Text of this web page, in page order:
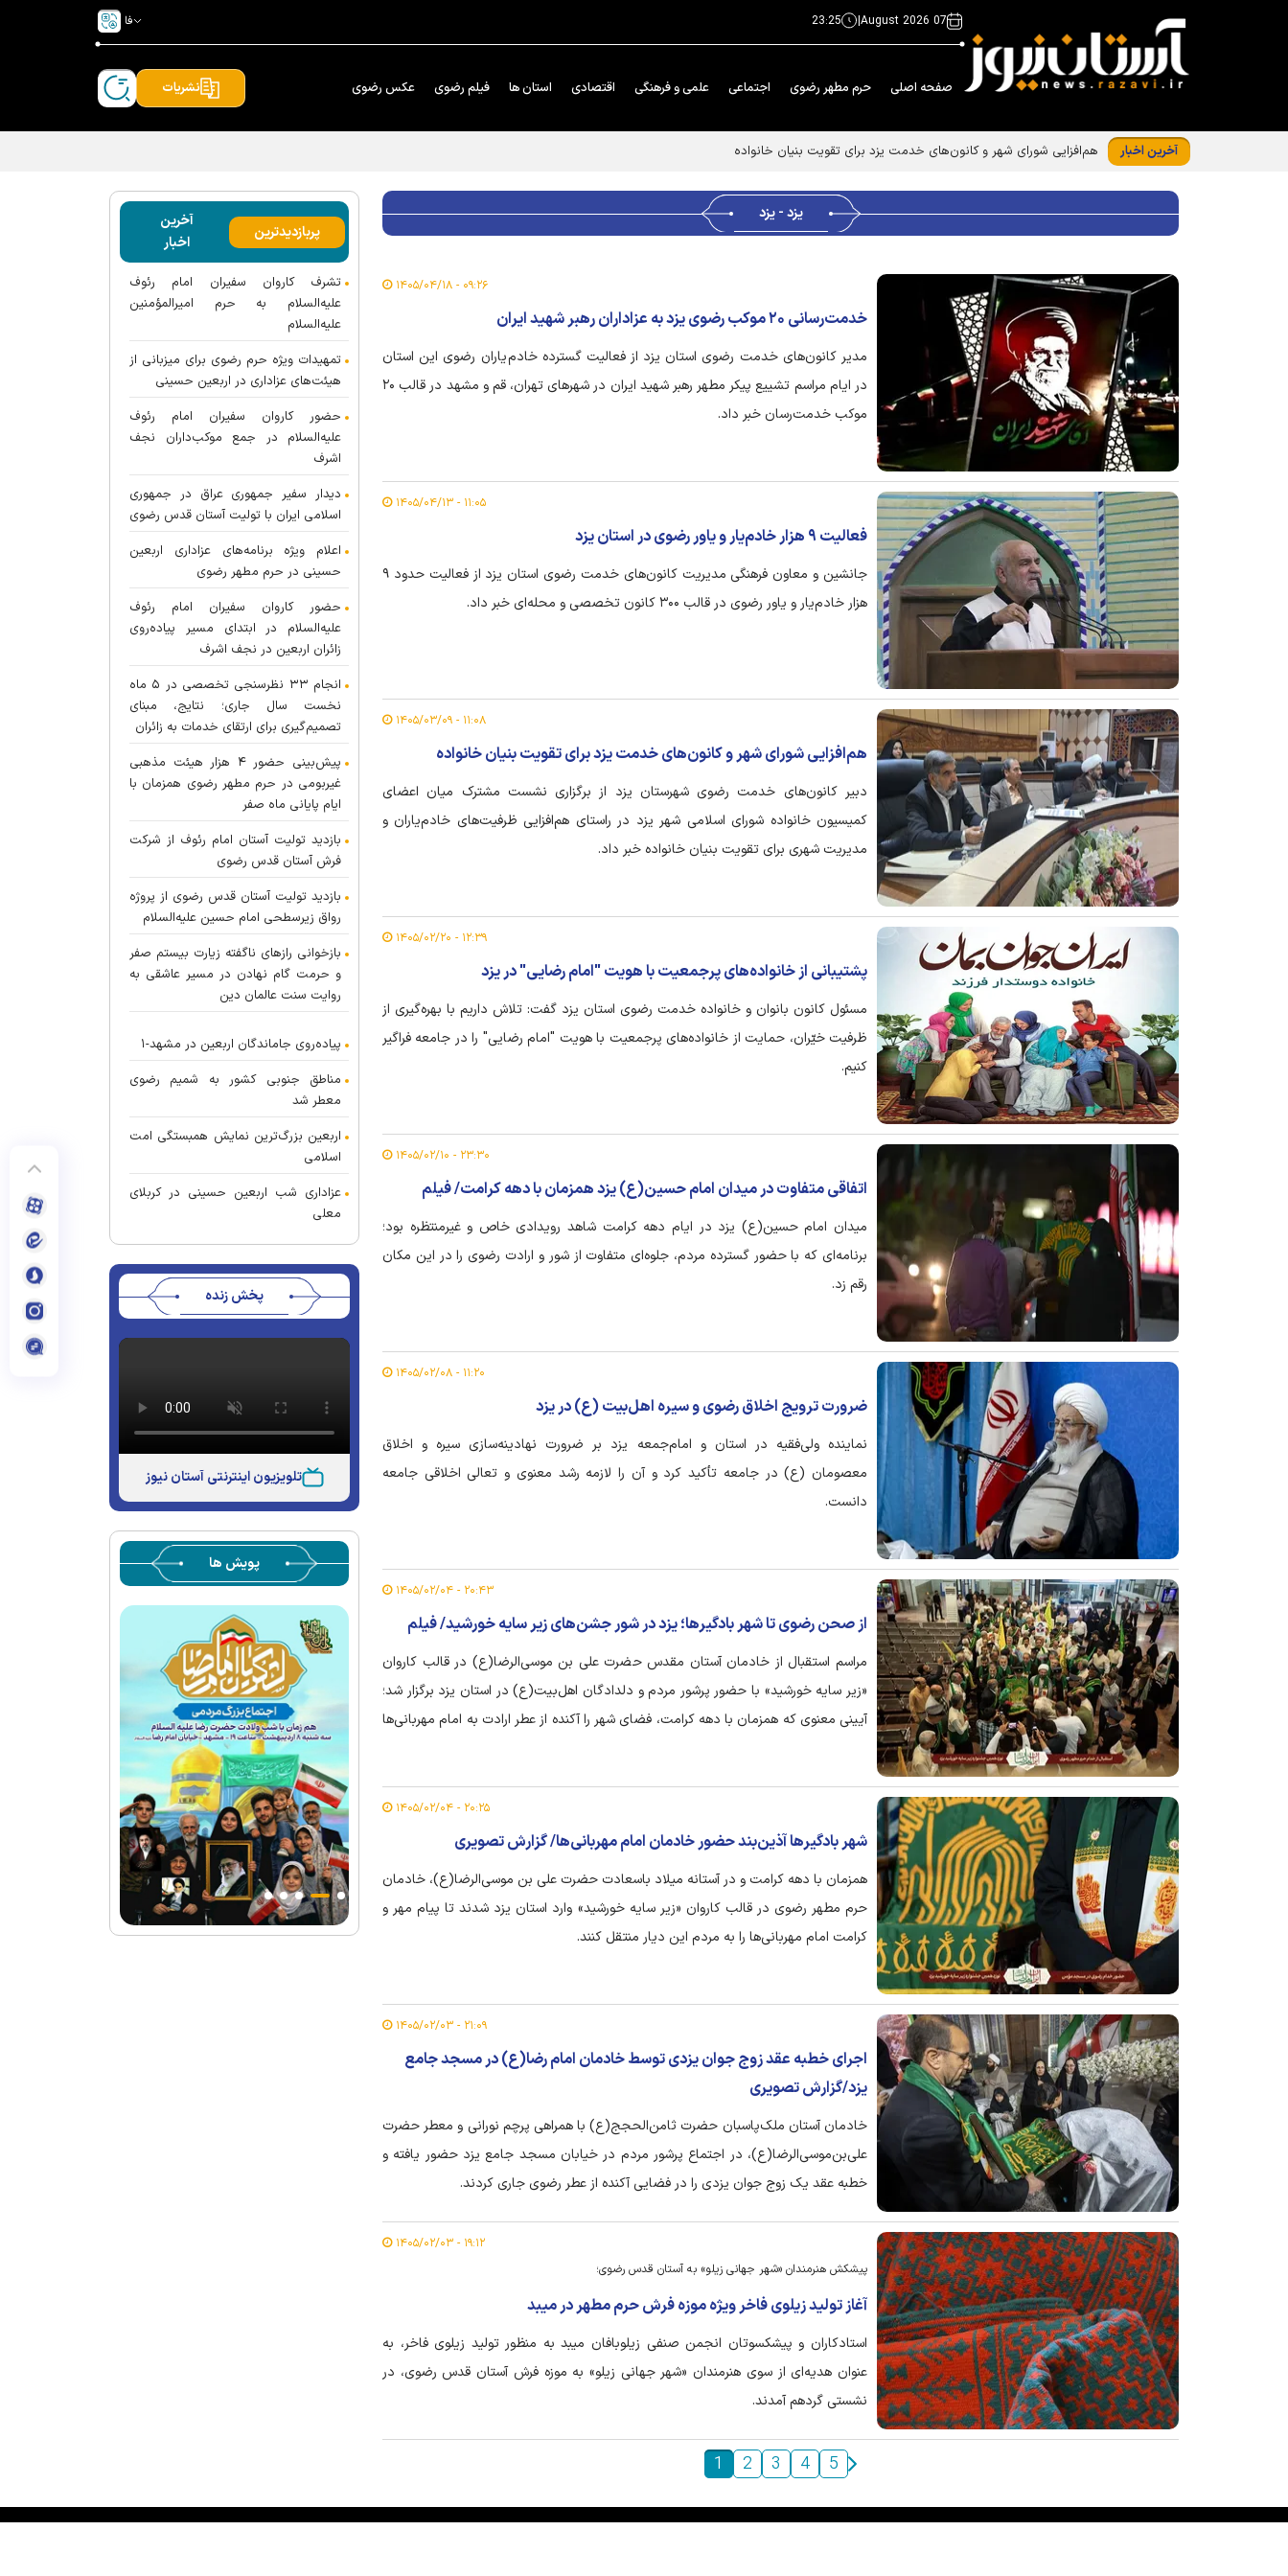
07 August 2026
|
23:25 فا
صفحه اصلی حرم مطهر رضوی اجتماعی علمی و فرهنگی اقتصادی استان ها فیلم رضوی عکس رضوی نشریات
آخرین اخبار هم‌افزایی شورای شهر و کانون‌های خدمت یزد برای تقویت بنیان خانواده
یزد - یزد
۰۹:۲۶ - ۱۴۰۵/۰۴/۱۸
خدمت‌رسانی ۲۰ موکب رضوی یزد به عزاداران رهبر شهید ایران
مدیر کانون‌های خدمت رضوی استان یزد از فعالیت گسترده خادم‌یاران رضوی این استان
در ایام مراسم تشییع پیکر مطهر رهبر شهید ایران در شهر‌های تهران، قم و مشهد در قالب ۲۰
موکب خدمت‌رسان خبر داد.
۱۱:۰۵ - ۱۴۰۵/۰۴/۱۳
فعالیت ۹ هزار خادم‌یار و یاور رضوی در استان یزد
جانشین و معاون فرهنگی مدیریت کانون‌های خدمت رضوی استان یزد از فعالیت حدود ۹
هزار خادم‌یار و یاور رضوی در قالب ۳۰۰ کانون تخصصی و محله‌ای خبر داد.
۱۱:۰۸ - ۱۴۰۵/۰۳/۰۹
هم‌افزایی شورای شهر و کانون‌های خدمت یزد برای تقویت بنیان خانواده
دبیر کانون‌های خدمت رضوی شهرستان یزد از برگزاری نشست مشترک میان اعضای
کمیسیون خانواده شورای اسلامی شهر یزد در راستای هم‌افزایی ظرفیت‌های خادم‌یاران و
مدیریت شهری برای تقویت بنیان خانواده خبر داد.
۱۲:۳۹ - ۱۴۰۵/۰۲/۲۰
پشتیبانی از خانواده‌های پرجمعیت با هویت "امام رضایی" در یزد
مسئول کانون بانوان و خانواده خدمت رضوی استان یزد گفت: تلاش داریم با بهره‌گیری از
ظرفیت خیّران، حمایت از خانواده‌های پرجمعیت با هویت "امام رضایی" را در جامعه فراگیر
کنیم.
۲۳:۳۰ - ۱۴۰۵/۰۲/۱۰
اتفاقی متفاوت در میدان امام حسین(ع) یزد همزمان با دهه کرامت/ فیلم
میدان امام حسین(ع) یزد در ایام دهه کرامت شاهد رویدادی خاص و غیرمنتظره بود؛
برنامه‌ای که با حضور گسترده مردم، جلوه‌ای متفاوت از شور و ارادت رضوی را در این مکان
رقم زد.
۱۱:۲۰ - ۱۴۰۵/۰۲/۰۸
ضرورت ترویج اخلاق رضوی و سیره اهل‌بیت (ع) در یزد
نماینده ولی‌فقیه در استان و امام‌جمعه یزد بر ضرورت نهادینه‌سازی سیره و اخلاق
معصومان (ع) در جامعه تأکید کرد و آن را لازمه رشد معنوی و تعالی اخلاقی جامعه
دانست.
۲۰:۴۳ - ۱۴۰۵/۰۲/۰۴
از صحن رضوی تا شهر بادگیرها؛ یزد در شور جشن‌های زیر سایه خورشید/ فیلم
مراسم استقبال از خادمان آستان مقدس حضرت علی بن موسی‌الرضا(ع) در قالب کاروان
«زیر سایه خورشید» با حضور پرشور مردم و دلدادگان اهل‌بیت(ع) در استان یزد برگزار شد؛
آیینی معنوی که همزمان با دهه کرامت، فضای شهر را آکنده از عطر ارادت به امام مهربانی‌ها
۲۰:۲۵ - ۱۴۰۵/۰۲/۰۴
شهر بادگیرها آذین‌بند حضور خادمان امام مهربانی‌ها/ گزارش تصویری
همزمان با دهه کرامت و در آستانه میلاد باسعادت حضرت علی بن موسی‌الرضا(ع)، خادمان
حرم مطهر رضوی در قالب کاروان «زیر سایه خورشید» وارد استان یزد شدند تا پیام مهر و
کرامت امام مهربانی‌ها را به مردم این دیار منتقل کنند.
۲۱:۰۹ - ۱۴۰۵/۰۲/۰۳
اجرای خطبه عقد زوج جوان یزدی توسط خادمان امام رضا(ع) در مسجد جامع
یزد/گزارش تصویری
خادمان آستان ملک‌پاسبان حضرت ثامن‌الحجج(ع) با همراهی پرچم نورانی و معطر حضرت
علی‌بن‌موسی‌الرضا(ع)، در اجتماع پرشور مردم در خیابان مسجد جامع یزد حضور یافته و
خطبه عقد یک زوج جوان یزدی را در فضایی آکنده از عطر رضوی جاری کردند.
۱۹:۱۲ - ۱۴۰۵/۰۲/۰۳
پیشکش هنرمندان «شهر جهانی زیلو» به آستان قدس رضوی؛
آغاز تولید زیلوی فاخر ویژه موزه فرش حرم مطهر در میبد
استادکاران و پیشکسوتان انجمن صنفی زیلوبافان میبد به منظور تولید زیلوی فاخر، به‌
عنوان هدیه‌ای از سوی هنرمندان «شهر جهانی زیلو» به موزه فرش آستان قدس رضوی، در
نشستی گردهم آمدند.
1 2 3 4 5
پربازدیدترین
آخرین
اخبار
تشرف کاروان سفیران امام رئوف
علیه‌السلام به حرم امیرالمؤمنین
علیه‌السلام
تمهیدات ویژه حرم رضوی برای میزبانی از
هیئت‌های عزاداری در اربعین حسینی
حضور کاروان سفیران امام رئوف
علیه‌السلام در جمع موکب‌داران نجف
اشرف
دیدار سفیر جمهوری عراق در جمهوری
اسلامی ایران با تولیت آستان قدس رضوی
اعلام ویژه برنامه‌های عزاداری اربعین
حسینی در حرم مطهر رضوی
حضور کاروان سفیران امام رئوف
علیه‌السلام در ابتدای مسیر پیاده‌روی
زائران اربعین در نجف اشرف
انجام ۳۳ نظرسنجی تخصصی در ۵ ماه
نخست سال جاری؛ نتایج، مبنای
تصمیم‌گیری برای ارتقای خدمات به زائران
پیش‌بینی حضور ۴ هزار هیئت مذهبی
غیربومی در حرم مطهر رضوی همزمان با
ایام پایانی ماه صفر
بازدید تولیت آستان امام رئوف از شرکت
فرش آستان قدس رضوی
بازدید تولیت آستان قدس رضوی از پروژه
رواق زیرسطحی امام حسین علیه‌السلام
بازخوانی راز‌های ناگفته زیارت بیستم صفر
و حرمت گام نهادن در مسیر عاشقی به
روایت سنت عالمان دین
پیاده‌روی جاماندگان اربعین در مشهد-۱
مناطق جنوبی کشور به شمیم رضوی
معطر شد
اربعین بزرگ‌ترین نمایش همبستگی امت
اسلامی
عزاداری شب اربعین حسینی در کربلای
معلی
پخش زنده
تلویزیون اینترنتی آستان نیوز
پویش ها